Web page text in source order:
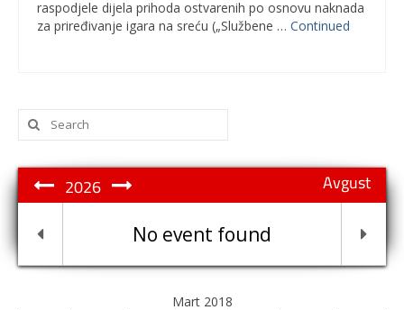
raspodjele dijela prihoda ostvarenih po osnovu naknada
za priređivanje igara na sreću („Službene … Continued
Search
for:
Avgust
2026
No event found
Mart 2018